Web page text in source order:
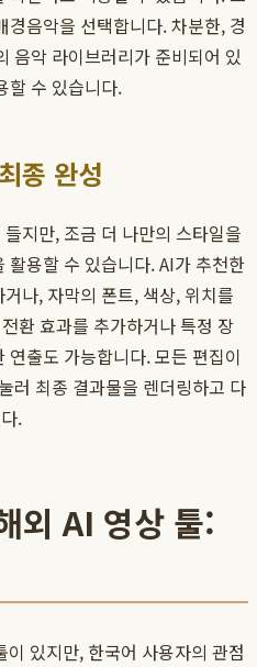
음악을 선택합니다. 차분한, 경
음악 라이브러리가 준비되어 있
할 수 있습니다.
종 완성
지만, 조금 더 나만의 스타일을
활용할 수 있습니다. AI가 추천한
나, 자막의 폰트, 색상, 위치를
환 효과를 추가하거나 특정 장
출도 가능합니다. 모든 편집이
러 최종 결과물을 렌더링하고 다
.
외 AI 영상 툴:
있지만, 한국어 사용자의 관점